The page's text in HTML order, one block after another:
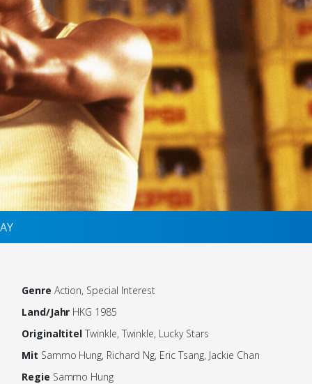
Genre Action, Special Interest
Land/Jahr HKG 1985
Originaltitel Twinkle, Twinkle, Lucky Stars
Mit Sammo Hung, Richard Ng, Eric Tsang, Jackie Chan
Regie Sammo Hung